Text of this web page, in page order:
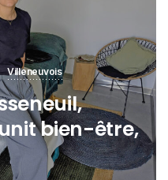
Villeneuvois
bien-être,